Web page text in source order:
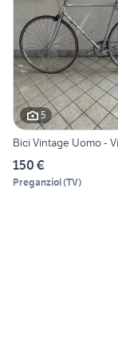
5
Bici Vintage Uomo -
150 €
Preganziol(TV)